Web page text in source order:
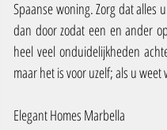
Spaanse woning. Zorg dat alles
dan door zodat een en ander
heel veel onduidelijkheden
maar het is voor uzelf; als u
Elegant Homes Marbella